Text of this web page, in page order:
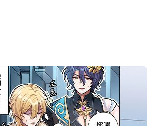
上架時間
2025-08-28 17:49:27